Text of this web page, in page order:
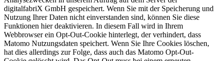
digitalfabriX GmbH gespeichert. Wenn Sie mit der Speicherung und
Nutzung Ihrer Daten nicht einverstanden sind, können Sie diese
Funktionen hier deaktivieren. In diesem Fall wird in Ihrem
Webbrowser ein Opt-Out-Cookie hinterlegt, der verhindert, dass
Matomo Nutzungsdaten speichert. Wenn Sie Ihre Cookies löschen,
hat dies allerdings zur Folge, dass auch das Matomo Opt-Out-